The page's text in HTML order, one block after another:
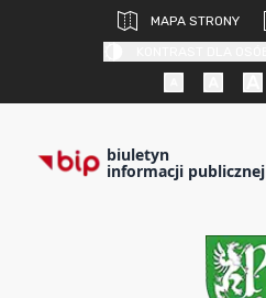
MAPA STRONY
biuletyn
informacji publicznej